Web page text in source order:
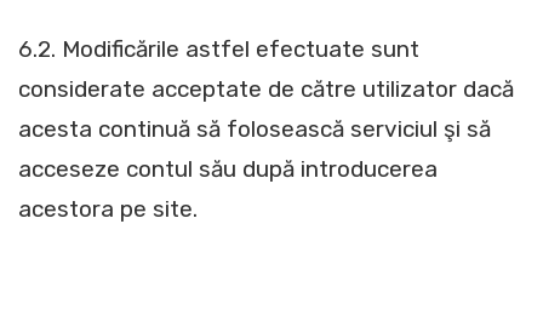
6.2. Modificările astfel efectuate sunt
considerate acceptate de către utilizator dacă
acesta continuă să folosească serviciul şi să
acceseze contul său după introducerea
acestora pe site.